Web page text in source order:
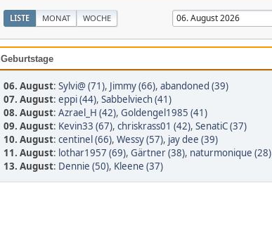
LISTE MONAT WOCHE
Geburtstage
06. August: Sylvi@ (71), Jimmy (66), abandoned (39)
07. August: eppi (44), Sabbelviech (41)
08. August: Azrael_H (42), Goldengel1985 (41)
09. August: Kevin33 (67), chriskrass01 (42), SenatiC (37)
10. August: centinel (66), Wessy (57), jay dee (39)
11. August: lothar1957 (69), Gärtner (38), naturmonique (28)
13. August: Dennie (50), Kleene (37)